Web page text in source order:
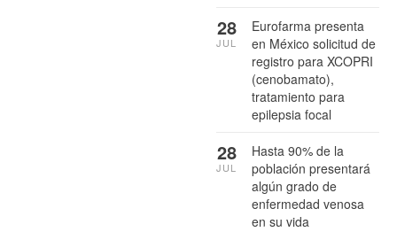
Eurofarma presenta
en México solicitud de
registro para XCOPRI
(cenobamato),
tratamiento para
epilepsia focal
28
JUL
Hasta 90% de la
población presentará
algún grado de
enfermedad venosa
en su vida
28
JUL